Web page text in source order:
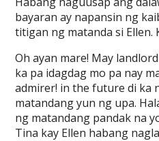
bayaran ay napansin ng
titigan ng matanda si Ellen.
Oh ayan mare! May
ka pa idagdag mo pa nay
admirer! in the future di ka
matandang yun ng upa.
ng matandang pandak na
Tina kay Ellen habang